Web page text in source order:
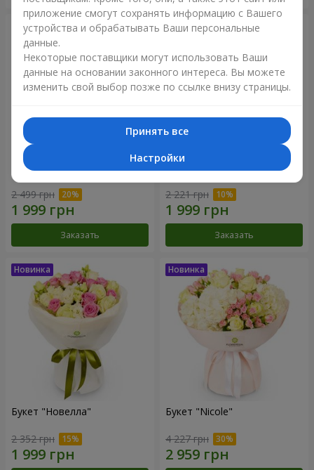
Букет "Дуэт гармонии"
2 499 грн
Заказать
Букет "My Lady"
2 221 грн
Заказать
Букет "Новелла"
2 352 грн
Букет "Nicole"
4 227 грн
приложение смогут сохранять информацию с Вашего
устройства и обрабатывать Ваши персональные
данные.
Некоторые поставщики могут использовать Ваши
данные на основании законного интереса. Вы можете
изменить свой выбор позже по ссылке внизу страницы.
Принять все
Настройки